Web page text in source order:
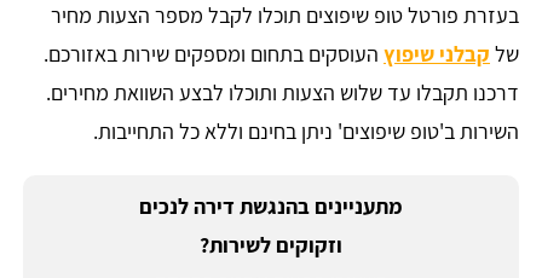
בעזרת פורטל טופ שיפוצים תוכלו לקבל מספר הצעות מחיר
של קבלני שיפוץ העוסקים בתחום ומספקים שירות באזורכם.
דרכנו תקבלו עד שלוש הצעות ותוכלו לבצע השוואת מחירים.
השירות ב'טופ שיפוצים' ניתן בחינם וללא כל התחייבות.
מתעניינים בהנגשת דירה לנכים
וזקוקים לשירות?